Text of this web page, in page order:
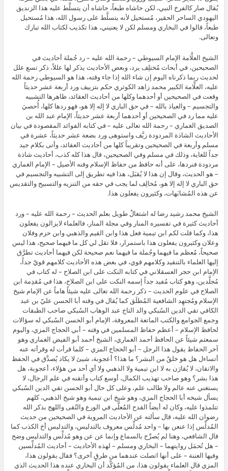
يُقال صار كالفرخ النبي، لكن حاشاه طبعاً، حاشاه أن يتسلَّط عليه هذا الزنديق
اليهودي الساحر الحقير، مُستحيل لأنه يتسلَّط على رسول الله، هذا مُستحيل
طبعاً، قالوا في البخاري ومسلم لكن لا يعنيني، هذا تكذيب لكتاب الله تبارك
وتعالى.
الشيخ العلَّامة الإمام السيوطي – رحمة الله عليه – رد جُملة أحاديث في
الصحيحين، في أبحاث مُختلِف يرد، وبعض الأحاديث يذكر لها عللاً، ذكر تسع علل
لحديث ربما ذكرناه اليوم إن شاء الله إذا جاء وقته، هذا هو السيوطي رحمة الله
عليه، العلَّامة الكبير محمد زاهد الكوثري حكم بتزييف ورد أربعة عشر حديثاً
وقعت في الصحيحين أو أحدهما وكلها من أحاديث العقائد، ظاهرها التشبيه
والتجسيم – والعياذ بالله – في حق الباري لا إله إلا هو، فهو ردها كلها، أُحصيَ
عليه مما رد في الصحيحين أو أحدهما أربعة عشر حديثاً، الإمام عبد الله بن
الصديق الغماري – رحمة الله تعالى عليه – في كتابه الفوائد المقصودة في بيان
الأحاديث الشاذة المردودة زيَّف واستوهى ورد بضعة عشر حديثاً، عشرة في
مسلم وأربعة في الصحيحين وتقريباً كلها من أحاديث العقائد، وأتى بكلام جيد
جداً للغاية، وذلك في مسلم وفي الصحيحين، قال هذا كله كذب، أحاديث شاذة
مردودة فنردها، على أنه حافظ من حفاظ الإسلام وفنه الأصيل – الإمام الغماري
– هو الحديث، وقال إن هذا لا يُقبَل، هذا فيه تطريق إلى التشبيه والتجسيم في
حق الباري لا إله إلا هو، مُخالِف لما يجب في حقه من التنزيه والتسبيح والتقديس
عن هذه المُشابَهات، وكثيرون يفعلون هذا.
الشيخ محمد رشيد رضا له اشتغالٌ طويل بعلم الحديث – رحمة الله عليه – ورد
أحاديث كثيرة في تفسيره المنار وفي مجلة المنار، فالعلماء لايزالون يفعلون
هذا، وكما قلت لكم ابن تيمية فعل هذا وابن القيم والذهبي وابن حزم وفلان
وعلان وكثيرون يفعلون هذا باستمرار، فلا تقل لي كل ما فيهما صحيح، هذا ليس
صحيحاً، مُعظم ما فيهما وجُملة ما فيهما نعم صحيحة لكن فيهما أحاديث تطرَّق
إليها العلماء بالتنقيد وكلامهم قوي، في بعض هذه الأحاديث كلامهم قويٌ جداً،
الإمام ابن حجر العسقلاني في كتابه النكت على ابن الصلاح – له كتاب في
مُجلَّدين، وهو كتاب مُفيد جداً إسمه النكت على ابن الصلاح، هذا في مُقدِمة ابن
الصلاح في علوم الحديث – ذكر رحمة الله تعالى عليه شيئاً هاماً عن الإمام شيخ
الإسلام ومُجتهِد الشافعية المُطلَق كما يُقال في وقته أبا الحسن عليّ بن عبد
الكافي تقي الدين السُبكي والد التاج عبد الوهاب السُبكي صاحب الطبقات
وجمع الجوامع والكتب الماتعة المعروفة، الإمام أبو الحسن السُبكي له سؤالات
لحافظ الإسلام – أعظم حفاظ المسلمين في وقته – أبي الحجاج المزي، واليوم
سمعتم شيئاً عن الحافظ أحمد الغماري، الشيخ أحمد أبو الفيض الغماري وهو
آخر الحفاظ يقول هذا الرجل – أبو الحجاج المزي – كلما قرأت له وقرأته عنه
أتساءل هل هو خلقٌ من البشر؟ ما هذا؟ أعجوبة، شيئ لا يكاد يُصدَّق في الحفظ
والاتقان، لا يُقارَن به لا ابن تيمية ولا الذهبي ولا أي أحد من هؤلاء، أعجوبة، هل
هذا بشر؟ وهو صاحب تهذيب الكمال، أوسع كتاب وأتقنه في علم الرجال، لا
يستغني عنه عالم ولا طالب علم، وعلى كل حال أبو الحسن تقي الدين السُبكي
يسأل شيخه أبا الحجاج المزي، وهو شيخ ابن تيمية وهو شيخ الذهبي، كلهم
تتلمذوا عليه، وكان له أيضاً القدح المُعلَّى في الورع والتُقى واللهج بذكر الله
رضوان الله عليه، قال سألته عن الأحاديث المروية في الصحيحين من حديث
المُدلِّس إذا عنعن بها – واحد مُدلِّس معروف بالتدليس، والتدليس أخ الكذب كما
قال الشافعي، وهنا لم يُصرِّح بالسماع وإنما عن عن وهو مُدلِّس والتدليس وضح
– هل تُحمَل روايتهما – البخاري ومسلم – لهذه الأحاديث – أحاديث المُدلِّسين
وفيها العننة – على أنها اتصلت عندهما من طرقٍ أخرى؟ فقال يقولون هذا،
المزي قال العلماء يقولون هذا، من المُؤكَّد أن البخاري عنده هذا الحديث الذي